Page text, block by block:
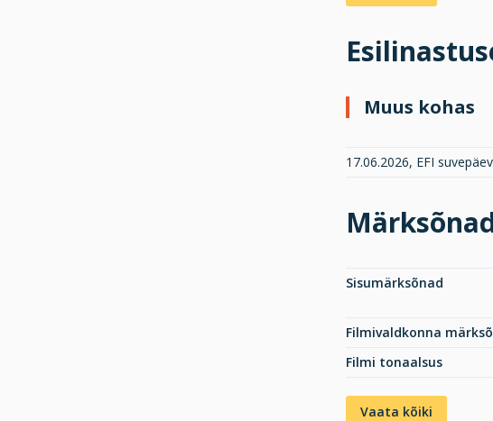
Muus kohas
17.06.2026, EFI
Sisumärksõnad
Filmivaldkonna
Filmi tonaalsus
Vaata kõiki